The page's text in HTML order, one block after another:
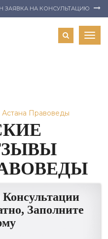
ЗАЯВКА НА КОНСУЛЬТАЦИЮ
Правоведы
Заполните